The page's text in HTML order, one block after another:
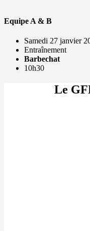
Equipe A & B
Samedi 27 janvier
Entraînement
Barbechat
10h30
Le